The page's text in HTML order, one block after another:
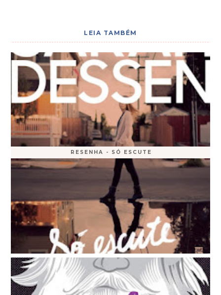
LEIA TAMBÉM
RESENHA - SÓ ESCUTE